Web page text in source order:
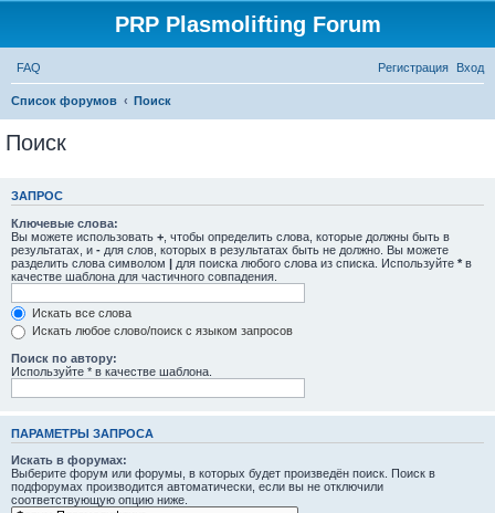
PRP Plasmolifting Forum
FAQ Вход
Регистрация
Список форумов Поиск
Поиск
ЗАПРОС
Ключевые слова:
Вы можете использовать + , чтобы определить слова, которые должны быть в
результатах, и - для слов, которых в результатах быть не должно. Вы можете
разделить слова символом | для поиска любого слова из списка. Используйте * в
качестве шаблона для частичного совпадения.
Искать все слова
Искать любое слово/поиск с языком запросов
Поиск по автору:
Используйте * в качестве шаблона.
ПАРАМЕТРЫ ЗАПРОСА
Искать в форумах:
Выберите форум или форумы, в которых будет произведён поиск. Поиск в
подфорумах производится автоматически, если вы не отключили
соответствующую опцию ниже.